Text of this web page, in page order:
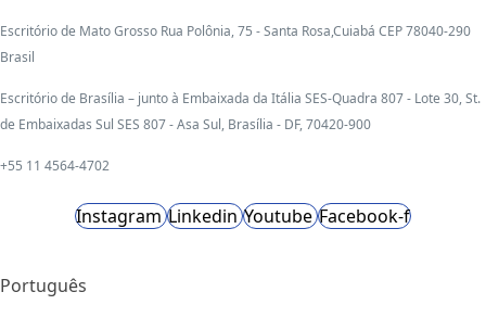
Escritório de Mato Grosso Rua Polônia, 75 - Santa Rosa,Cuiabá CEP 78040-290
Brasil
Escritório de Brasília – junto à Embaixada da Itália SES-Quadra 807 - Lote 30, St.
de Embaixadas Sul SES 807 - Asa Sul, Brasília - DF, 70420-900
+55 11 4564-4702
Instagram Linkedin Youtube Facebook-f
Português